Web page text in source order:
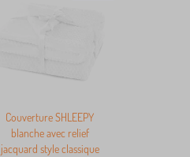
Couverture SHLEEPY
blanche avec relief
jacquard style classique